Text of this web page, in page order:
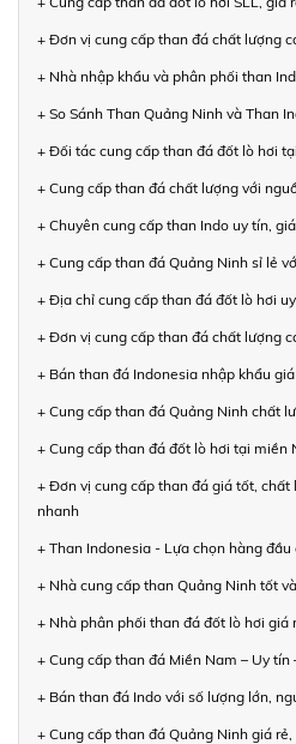
+ Đơn vị cung cấp than đá chất lượng
+ Nhà nhập khẩu và phân phối than
+ So Sánh Than Quảng Ninh và Than
+ Đối tác cung cấp than đá đốt lò hơi
+ Cung cấp than đá chất lượng với
+ Chuyên cung cấp than Indo uy tín,
+ Cung cấp than đá Quảng Ninh sỉ lẻ
+ Địa chỉ cung cấp than đá đốt lò hơi
+ Đơn vị cung cấp than đá chất lượng
+ Bán than đá Indonesia nhập khẩu
+ Cung cấp than đá Quảng Ninh chất
+ Cung cấp than đá đốt lò hơi tại miền
+ Đơn vị cung cấp than đá giá tốt, chất
nhanh
+ Than Indonesia - Lựa chọn hàng
+ Nhà cung cấp than Quảng Ninh tốt
+ Nhà phân phối than đá đốt lò hơi giá
+ Cung cấp than đá Miền Nam – Uy tín
+ Bán than đá Indo với số lượng lớn,
+ Cung cấp than đá Quảng Ninh giá